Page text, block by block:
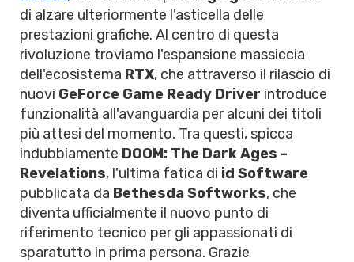
di alzare ulteriormente l'asticella delle
prestazioni grafiche. Al centro di questa
rivoluzione troviamo l'espansione massiccia
dell'ecosistema RTX, che attraverso il rilascio di
nuovi GeForce Game Ready Driver introduce
funzionalità all'avanguardia per alcuni dei titoli
più attesi del momento. Tra questi, spicca
indubbiamente DOOM: The Dark Ages -
Revelations, l'ultima fatica di id Software
pubblicata da Bethesda Softworks, che
diventa ufficialmente il nuovo punto di
riferimento tecnico per gli appassionati di
sparatutto in prima persona. Grazie